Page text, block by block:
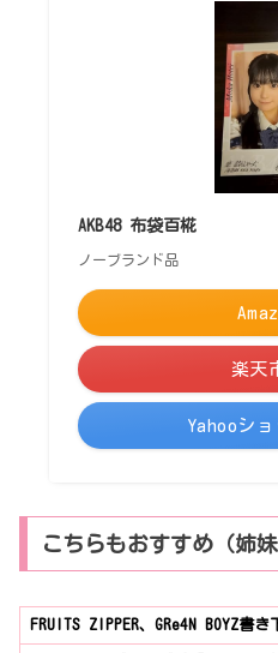
AKB48 布袋百椛
ノーブランド品
楽天
Yahooシ
こちらもおすすめ（姉妹
FRUITS ZIPPER、GRe4N BOYZ書